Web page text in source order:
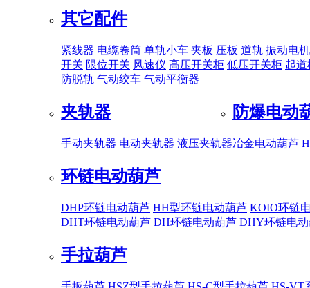
其它配件
紧线器 电缆卷筒 单轨小车 夹板 压板 道轨 振动电机
开关 限位开关 风速仪 高压开关柜 低压开关柜 起道
防脱轨 气动绞车 气动平衡器
夹轨器
手动夹轨器 电动夹轨器 液压夹轨器
防爆电动
冶金电动葫芦
环链电动葫芦
DHP环链电动葫芦 HH型环链电动葫芦 KOIO环链
DHT环链电动葫芦 DH环链电动葫芦 DHY环链电
手拉葫芦